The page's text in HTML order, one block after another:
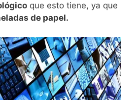
que esto tiene, ya que
de papel.